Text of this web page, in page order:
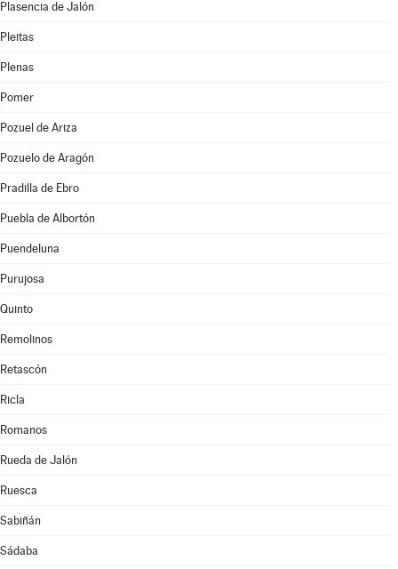
Plasencia de Jalón
Pleitas
Plenas
Pomer
Pozuel de Ariza
Pozuelo de Aragón
Pradilla de Ebro
Puebla de Albortón
Puendeluna
Purujosa
Quinto
Remolinos
Retascón
Ricla
Romanos
Rueda de Jalón
Ruesca
Sabiñán
Sádaba